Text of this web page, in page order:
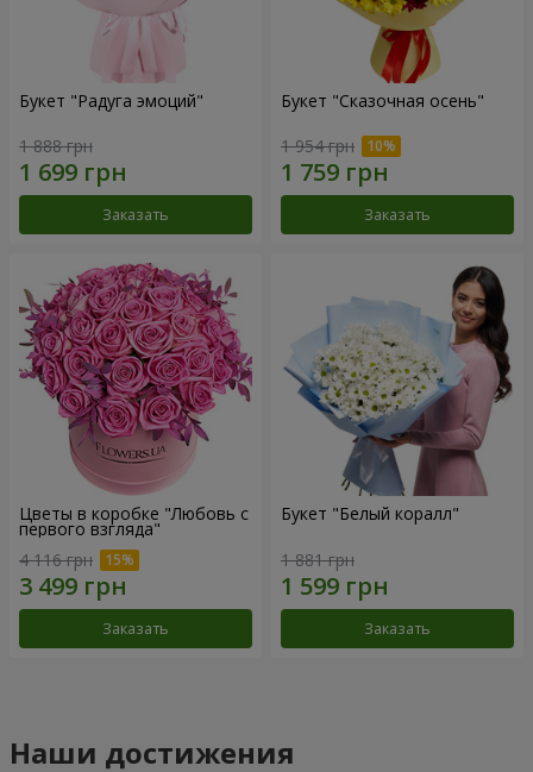
Букет "Радуга эмоций"
1 888 грн
Заказать
Букет "Сказочная осень"
1 954 грн
Заказать
Цветы в коробке "Любовь с
первого взгляда"
4 116 грн
Заказать
Букет "Белый коралл"
1 881 грн
Заказать
Наши достижения